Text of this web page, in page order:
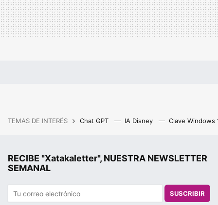
TEMAS DE INTERÉS Chat GPT IA Disney Clave Windows
RECIBE "Xatakaletter", NUESTRA NEWSLETTER
SEMANAL
SUSCRIBIR